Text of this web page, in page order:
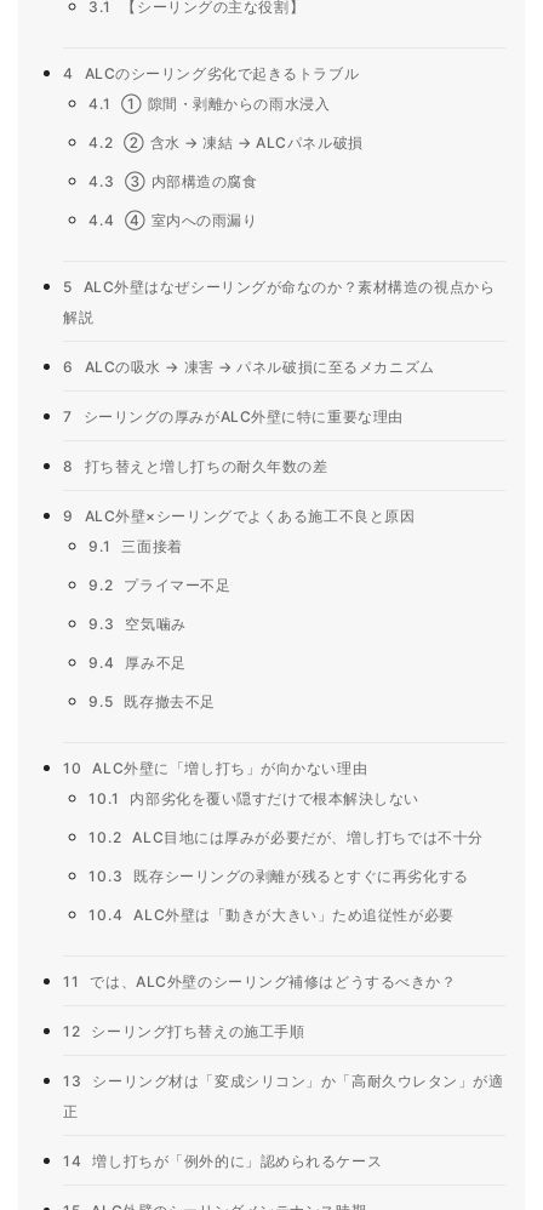
3.1
【シーリングの主な役割】
4
ALCのシーリング劣化で起きるトラブル
4.1
① 隙間・剥離からの雨水浸入
4.2 ② 含水 → 凍結 → ALCパネル破損
4.3 ③ 内部構造の腐食
4.4 ④ 室内への雨漏り
5
ALC外壁はなぜシーリングが命なのか？素材構造の視点から
解説
6 ALCの吸水 → 凍害 → パネル破損に至るメカニズム
7 シーリングの厚みがALC外壁に特に重要な理由
8 打ち替えと増し打ちの耐久年数の差
9
ALC外壁×シーリングでよくある施工不良と原因
9.1
三面接着
9.2 プライマー不足
9.3 空気噛み
9.4 厚み不足
9.5 既存撤去不足
10
ALC外壁に「増し打ち」が向かない理由
10.1
内部劣化を覆い隠すだけで根本解決しない
10.2 ALC目地には厚みが必要だが、増し打ちでは不十分
10.3 既存シーリングの剥離が残るとすぐに再劣化する
10.4 ALC外壁は「動きが大きい」ため追従性が必要
11 では、ALC外壁のシーリング補修はどうするべきか？
12 シーリング打ち替えの施工手順
13
シーリング材は「変成シリコン」か「高耐久ウレタン」が適
正
14 増し打ちが「例外的に」認められるケース